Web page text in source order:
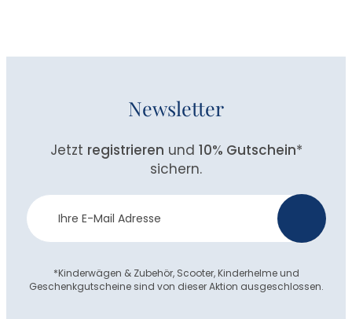
Newsletter
Jetzt registrieren und 10% Gutschein*
sichern.
Newsletter
Anmeldung
*Kinderwägen & Zubehör, Scooter, Kinderhelme und
Geschenkgutscheine sind von dieser Aktion ausgeschlossen.